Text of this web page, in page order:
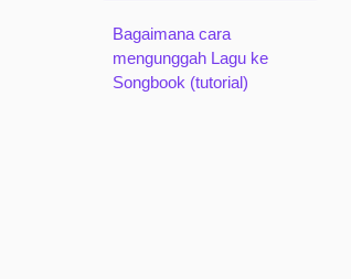
Bagaimana cara
mengunggah Lagu ke
Songbook (tutorial)